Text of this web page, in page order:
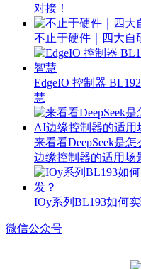
对接！
不止于硬件｜四大自
EdgeIO 控制器
慧
来看看DeepSeek是
边缘控制器的适用场
IOy系列BL193如何
微信公众号